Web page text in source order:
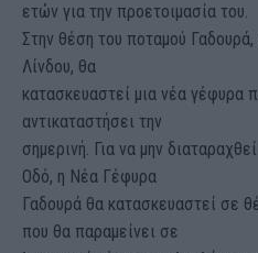
ετών για την προετοιμασία του.
Στην θέση του ποταμού
Λίνδου, θα
κατασκευαστεί μια νέα γέφυρα
αντικαταστήσει την
σημερινή. Για να μην
Οδό, η Νέα Γέφυρα
Γαδουρά θα κατασκευαστεί σε
που θα παραμείνει σε